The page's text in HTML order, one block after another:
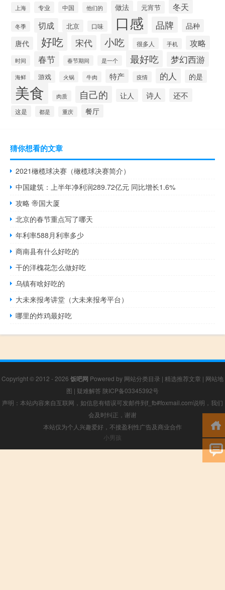
上海 专业 中国 他们的 做法 元宵节 冬天
冬季 切成 北京 口味 口感 品牌
品种
唐代
好吃 宋代 小吃 很多人 手机 攻略
时间 春节 春节期间 是一个 最好吃 梦幻西游
海鲜 游戏 火锅 牛肉 特产 疫情 的人 的是
美食 肉质 自己的 让人 诗人 还不
这是 都是 重庆 餐厅
猜你想看的文章
2021橄榄球决赛（橄榄球决赛简介）
中国建筑：上半年净利润289.72亿元 同比增长1.6%
攻略 帝国大厦
北京的春节重点写了哪天
年利率588月利率多少
商南县有什么好吃的
干的洋槐花怎么做好吃
乌镇有啥好吃的
大未来报考讲堂（大未来报考平台）
哪里的炸鸡最好吃
Copyright © 2012 - 2026 饭吧网 Powered by 网站分类目录 | 精选推荐文章 | 网站地
图 | 疑难解答 陕ICP备03345392号
声明：本站内容来自互联网，如信息有错误可发邮件到f_fb#foxmail.com说明，我们
会及时纠正，谢谢
本站仅为个人兴趣爱好，不接盈利性广告及商业合作
小男孩